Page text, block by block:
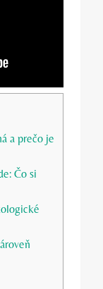
a prečo je
Čo si